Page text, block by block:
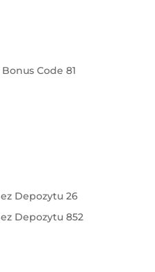
Code 81
Depozytu 26
Depozytu 852